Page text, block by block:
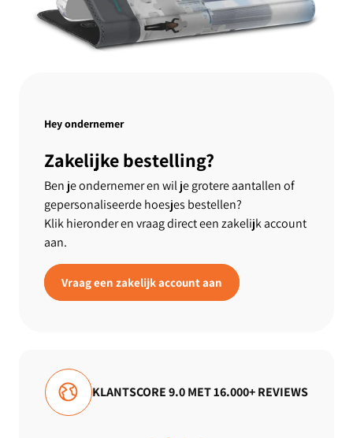
Hey ondernemer
Zakelijke bestelling?
Ben je ondernemer en wil je grotere aantallen of
gepersonaliseerde hoesjes bestellen?
Klik hieronder en vraag direct een zakelijk account
aan.
Vraag een zakelijk account aan
KLANTSCORE 9.0 MET 16.000+ REVIEWS